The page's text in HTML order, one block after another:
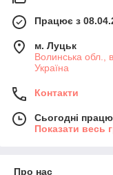
Працює з
м. Луцьк
Волинська обл.,
Україна
Контакти
Сьогодні
Показати весь
Про нас